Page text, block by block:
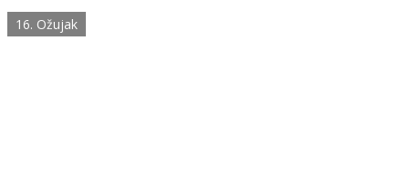
maraštinom skupljom od suha zlata.
16. Ožujak